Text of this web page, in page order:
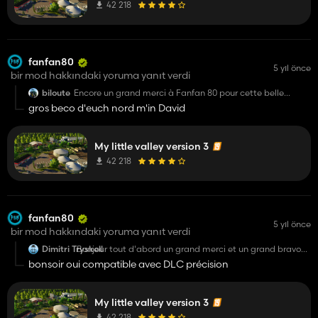
42 218
fanfan80
bir mod hakkındaki yoruma yanıt verdi
5 yıl önce
biloute Encore un grand merci à Fanfan 80 pour cette belle
maps!!! Que dire encore du travail acharné??? Va t'on te
revoir sur le FS22??? ( N'hésite pas à me contacter min
gros beco d'euch nord m'in David
My little valley version 3
42 218
fanfan80
bir mod hakkındaki yoruma yanıt verdi
5 yıl önce
Dimitri TryskellBonjour tout d'abord un grand merci et un grand bravo
pour cette superbe map avec les production comme on
aime dans l'équipe ;)
Petite question est ce que le DLC précision est
compatible sur la map ?
bonsoir oui compatible avec DLC précision
My little valley version 3